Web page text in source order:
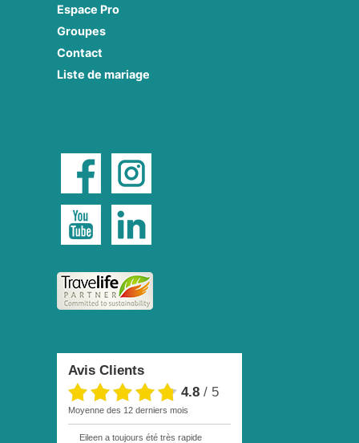
Espace Pro
Groupes
Contact
Liste de mariage
Avis Clients
4.8 / 5
moyenne des 12 derniers mois
Eileen a toujours été très rapide